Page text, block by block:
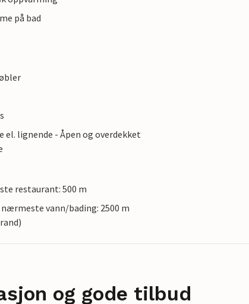
på bad
el. lignende - Åpen og overdekket
restaurant: 500 m
vann/bading: 2500 m
og gode tilbud